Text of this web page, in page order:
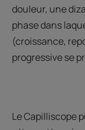
douleur, une
phase dans
(croissance,
progressive se
Le Capilliscope